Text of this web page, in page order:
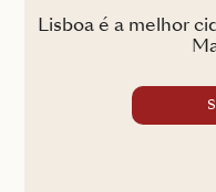
Lisboa é a melhor